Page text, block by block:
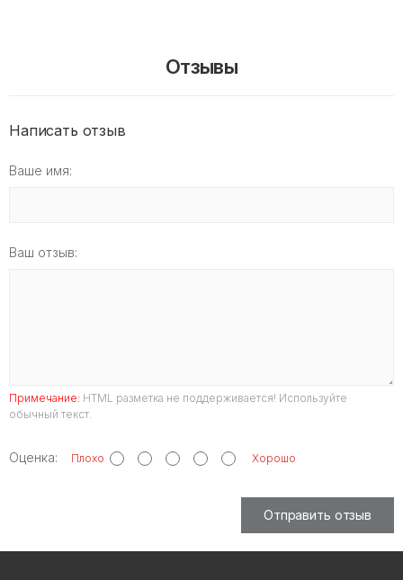
Отзывы
Написать отзыв
Ваше имя:
Ваш отзыв:
Примечание: HTML разметка не поддерживается! Используйте
обычный текст.
Оценка: Плохо Хорошо
Отправить отзыв